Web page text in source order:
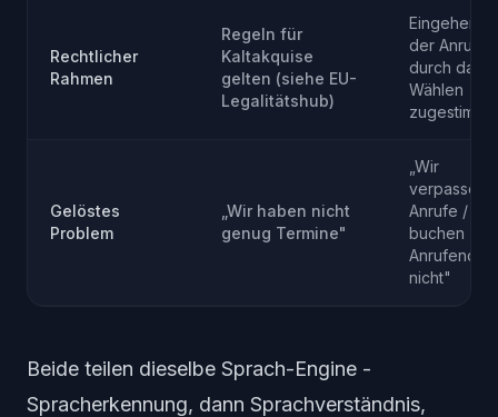
Rechtlicher
Rahmen
Regeln für
Kaltakquise
gelten (siehe EU-
Legalitätshub)
Eingehend -
der Anrufer
durch das
Wählen
zugestimmt
Gelöstes
Problem
„Wir haben nicht
genug Termine"
„Wir
verpassen
Anrufe /
buchen
Anrufende
nicht"
Beide teilen dieselbe Sprach-Engine -
Spracherkennung, dann Sprachverständnis,